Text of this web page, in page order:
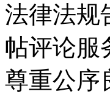
法律法规
帖评论服
尊重公序